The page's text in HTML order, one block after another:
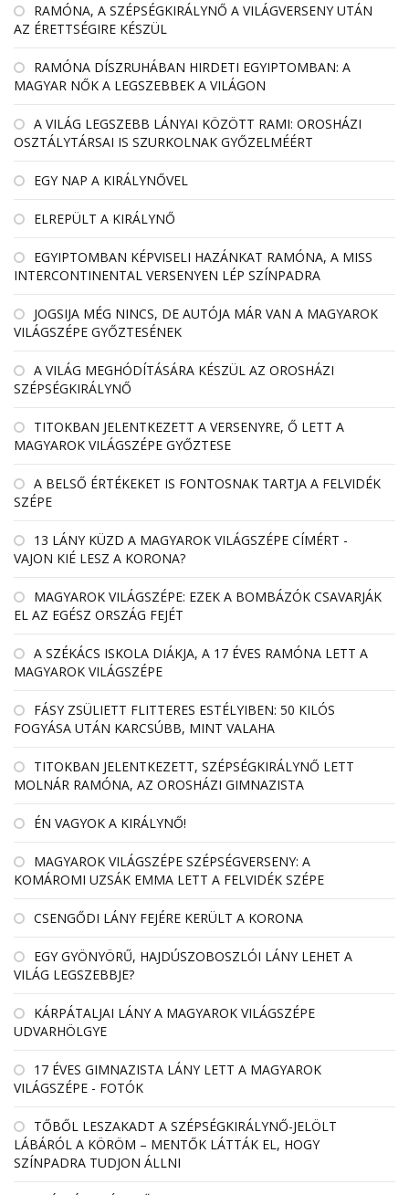
RAMÓNA, A SZÉPSÉGKIRÁLYNŐ A VILÁGVERSENY UTÁN
AZ ÉRETTSÉGIRE KÉSZÜL
RAMÓNA DÍSZRUHÁBAN HIRDETI EGYIPTOMBAN: A
MAGYAR NŐK A LEGSZEBBEK A VILÁGON
A VILÁG LEGSZEBB LÁNYAI KÖZÖTT RAMI: OROSHÁZI
OSZTÁLYTÁRSAI IS SZURKOLNAK GYŐZELMÉÉRT
EGY NAP A KIRÁLYNŐVEL
ELREPÜLT A KIRÁLYNŐ
EGYIPTOMBAN KÉPVISELI HAZÁNKAT RAMÓNA, A MISS
INTERCONTINENTAL VERSENYEN LÉP SZÍNPADRA
JOGSIJA MÉG NINCS, DE AUTÓJA MÁR VAN A MAGYAROK
VILÁGSZÉPE GYŐZTESÉNEK
A VILÁG MEGHÓDÍTÁSÁRA KÉSZÜL AZ OROSHÁZI
SZÉPSÉGKIRÁLYNŐ
TITOKBAN JELENTKEZETT A VERSENYRE, Ő LETT A
MAGYAROK VILÁGSZÉPE GYŐZTESE
A BELSŐ ÉRTÉKEKET IS FONTOSNAK TARTJA A FELVIDÉK
SZÉPE
13 LÁNY KÜZD A MAGYAROK VILÁGSZÉPE CÍMÉRT -
VAJON KIÉ LESZ A KORONA?
MAGYAROK VILÁGSZÉPE: EZEK A BOMBÁZÓK CSAVARJÁK
EL AZ EGÉSZ ORSZÁG FEJÉT
A SZÉKÁCS ISKOLA DIÁKJA, A 17 ÉVES RAMÓNA LETT A
MAGYAROK VILÁGSZÉPE
FÁSY ZSÜLIETT FLITTERES ESTÉLYIBEN: 50 KILÓS
FOGYÁSA UTÁN KARCSÚBB, MINT VALAHA
TITOKBAN JELENTKEZETT, SZÉPSÉGKIRÁLYNŐ LETT
MOLNÁR RAMÓNA, AZ OROSHÁZI GIMNAZISTA
ÉN VAGYOK A KIRÁLYNŐ!
MAGYAROK VILÁGSZÉPE SZÉPSÉGVERSENY: A
KOMÁROMI UZSÁK EMMA LETT A FELVIDÉK SZÉPE
CSENGŐDI LÁNY FEJÉRE KERÜLT A KORONA
EGY GYÖNYÖRŰ, HAJDÚSZOBOSZLÓI LÁNY LEHET A
VILÁG LEGSZEBBJE?
KÁRPÁTALJAI LÁNY A MAGYAROK VILÁGSZÉPE
UDVARHÖLGYE
17 ÉVES GIMNAZISTA LÁNY LETT A MAGYAROK
VILÁGSZÉPE - FOTÓK
TŐBŐL LESZAKADT A SZÉPSÉGKIRÁLYNŐ-JELÖLT
LÁBÁRÓL A KÖRÖM – MENTŐK LÁTTÁK EL, HOGY
SZÍNPADRA TUDJON ÁLLNI